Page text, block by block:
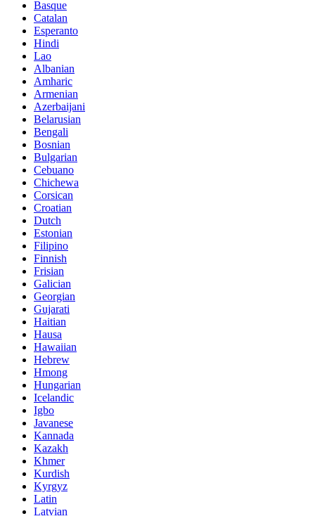
Basque
Catalan
Esperanto
Hindi
Lao
Albanian
Amharic
Armenian
Azerbaijani
Belarusian
Bengali
Bosnian
Bulgarian
Cebuano
Chichewa
Corsican
Croatian
Dutch
Estonian
Filipino
Finnish
Frisian
Galician
Georgian
Gujarati
Haitian
Hausa
Hawaiian
Hebrew
Hmong
Hungarian
Icelandic
Igbo
Javanese
Kannada
Kazakh
Khmer
Kurdish
Kyrgyz
Latin
Latvian